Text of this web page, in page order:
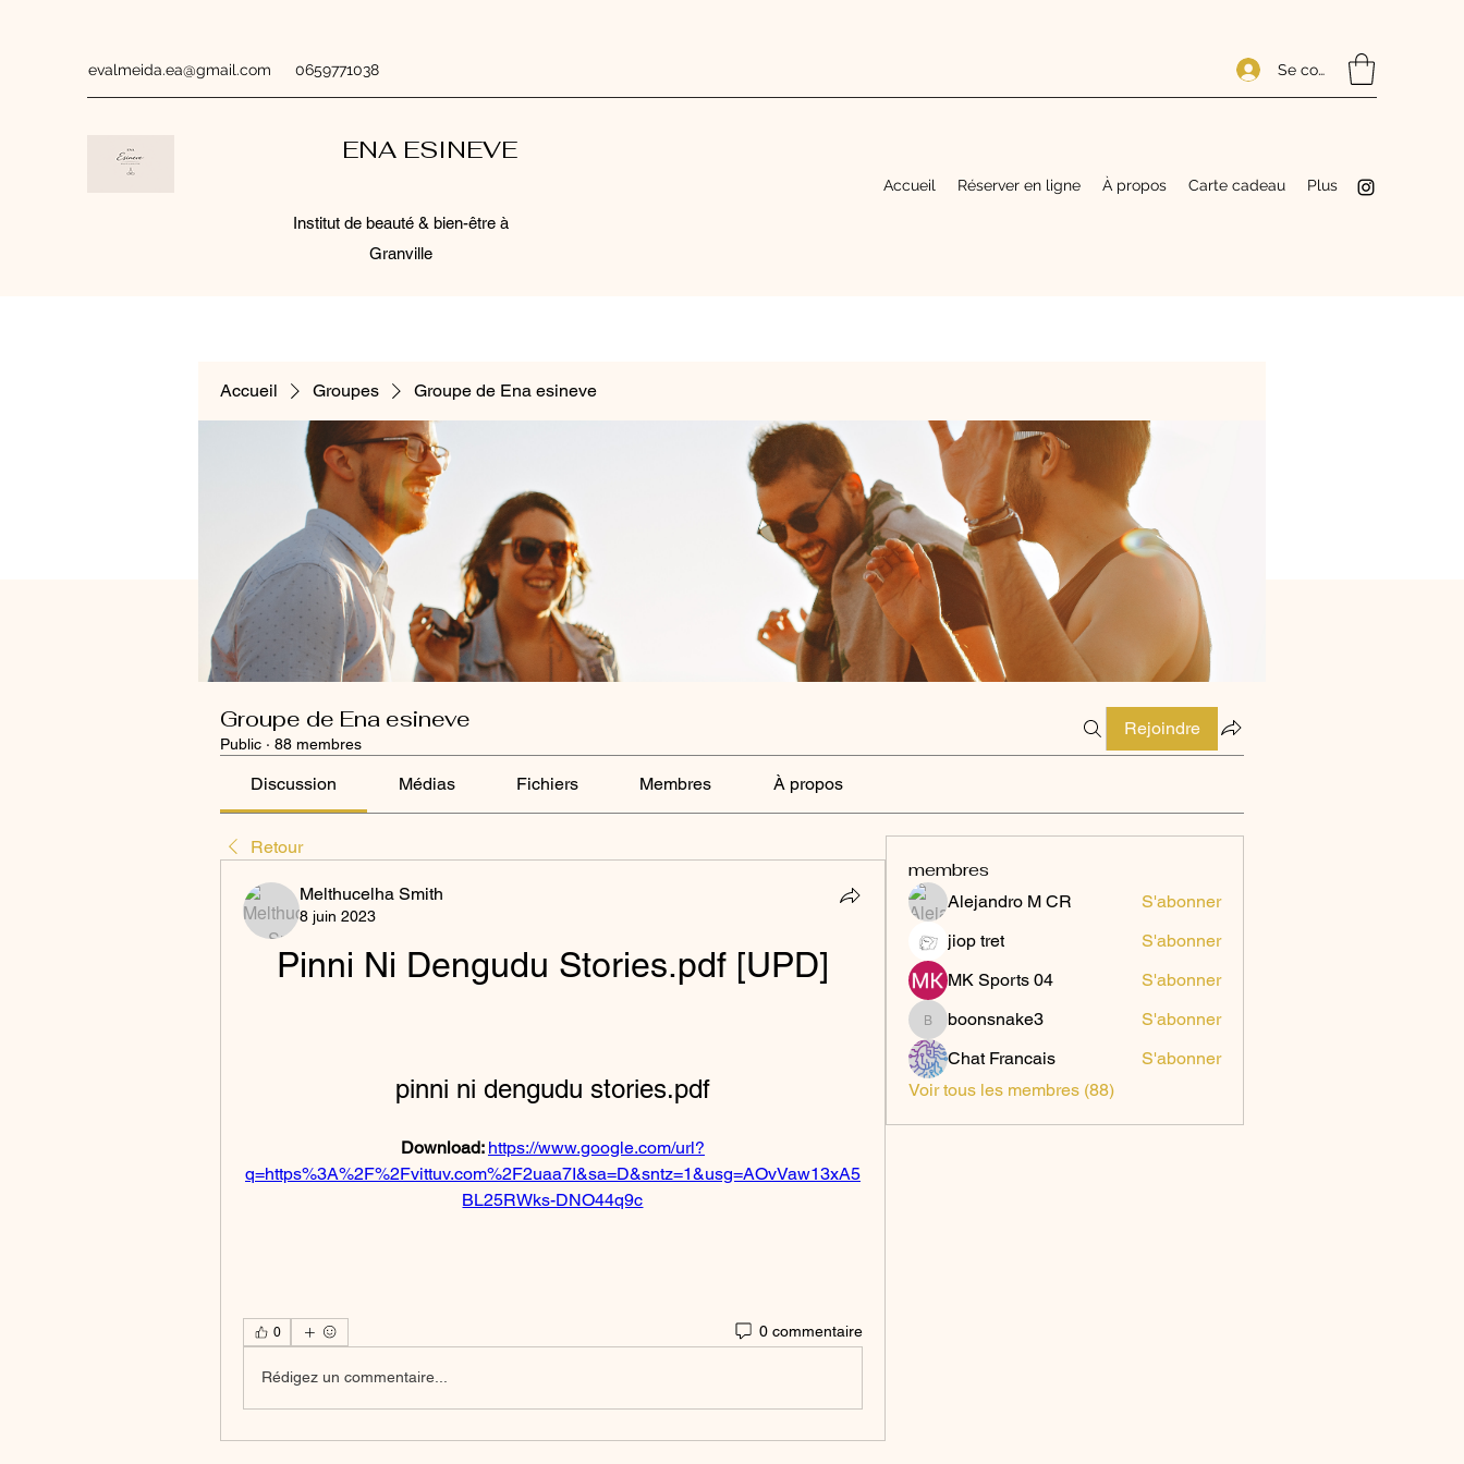
evalmeida.ea@gmail.com 0659771038 Se connecter
ENA ESINEVE
Accueil Réserver en ligne À propos Carte cadeau Plus
Institut de beauté & bien-être à
Granville
Accueil Groupes Groupe de Ena esineve
Groupe de Ena esineve
Public · 88 membres
Rejoindre
Discussion Médias Fichiers Membres À propos
Retour
Melthucelha Smith
8 juin 2023
Pinni Ni Dengudu Stories.pdf [UPD]
pinni ni dengudu stories.pdf
Download: https://www.google.com/url?
q=https%3A%2F%2Fvittuv.com%2F2uaa7I&sa=D&sntz=1&usg=AOvVaw13xA5
BL25RWks-DNO44q9c
0 0 commentaire
Rédigez un commentaire...
membres
Alejandro M CR
S'abonner
jiop tret
S'abonner
MK Sports 04
S'abonner
boonsnake3
boonsnake3
S'abonner
Chat Francais
S'abonner
Voir tous les membres (88)